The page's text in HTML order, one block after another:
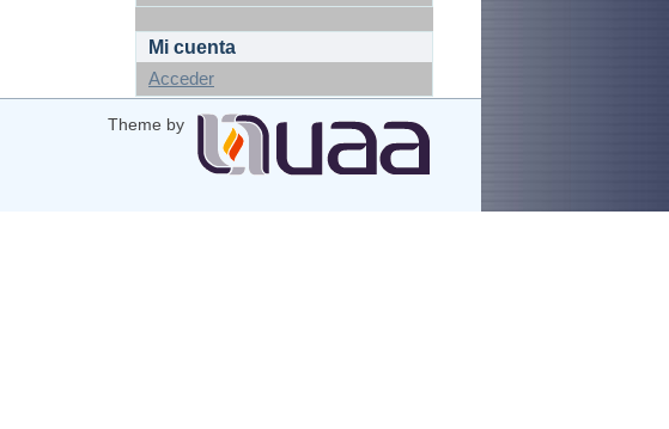
Mi cuenta
Acceder
Theme by